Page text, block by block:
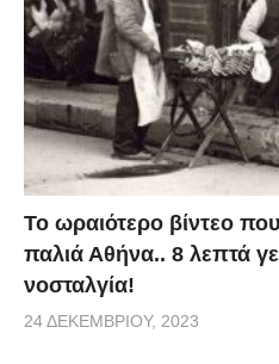
Το ωραιότερο βίντεο
παλιά Αθήνα.. 8 λεπτά
νοσταλγία!
24 ΔΕΚΕΜΒΡΊΟΥ, 2023